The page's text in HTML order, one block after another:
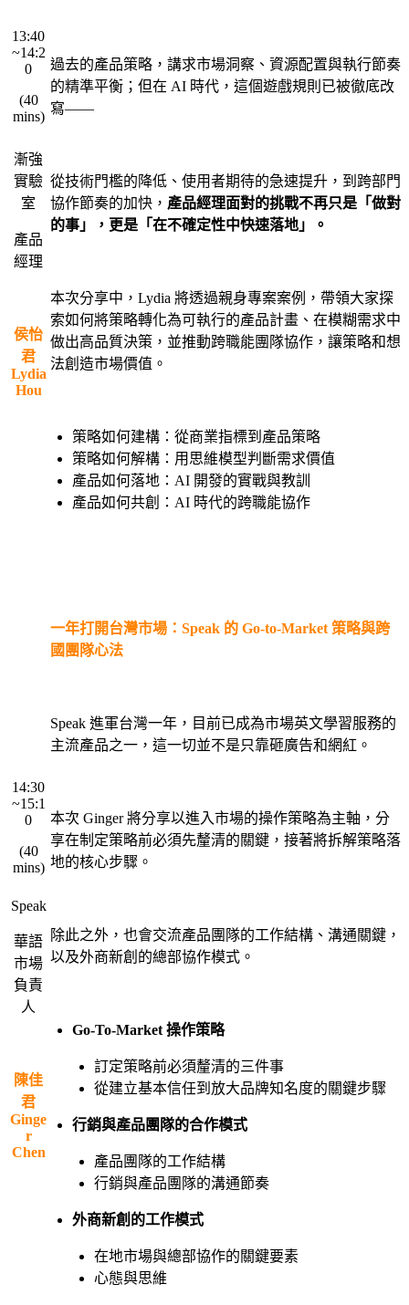
13:40
~14:2
0
(40
mins)
漸強
實驗
室
產品
經理
侯怡
君
Lydia
Hou
過去的產品策略，講求市場洞察、資源配置與執行節奏
的精準平衡；但在 AI 時代，這個遊戲規則已被徹底改
寫——
從技術門檻的降低、使用者期待的急速提升，到跨部門
協作節奏的加快， 產品經理面對的挑戰不再只是「做對
的事」，更是「在不確定性中快速落地」。
本次分享中，Lydia 將透過親身專案案例，帶領大家探
索如何將策略轉化為可執行的產品計畫、在模糊需求中
做出高品質決策，並推動跨職能團隊協作，讓策略和想
法創造市場價值。
策略如何建構：從商業指標到產品策略
策略如何解構：用思維模型判斷需求價值
產品如何落地：AI 開發的實戰與教訓
產品如何共創：AI 時代的跨職能協作
14:30
~15:1
0
(40
mins)
Speak
華語
市場
負責
人
陳佳
君
Ginge
r
Chen
一年打開台灣市場：Speak 的 Go-to-Market 策略與跨
國團隊心法
Speak 進軍台灣一年，目前已成為市場英文學習服務的
主流產品之一，這一切並不是只靠砸廣告和網紅。
本次 Ginger 將分享以進入市場的操作策略為主軸，分
享在制定策略前必須先釐清的關鍵，接著將拆解策略落
地的核心步驟。
除此之外，也會交流產品團隊的工作結構、溝通關鍵，
以及外商新創的總部協作模式。
Go-To-Market 操作策略
訂定策略前必須釐清的三件事
從建立基本信任到放大品牌知名度的關鍵步驟
行銷與產品團隊的合作模式
產品團隊的工作結構
行銷與產品團隊的溝通節奏
外商新創的工作模式
在地市場與總部協作的關鍵要素
心態與思維